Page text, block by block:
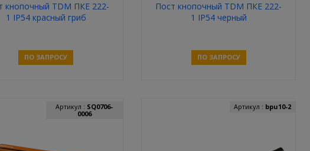
кнопочный TDM ПКЕ 222-
1 IP54 красный гриб
ПО ЗАПРОСУ
Пост кнопочный TDM ПКЕ 222-
1 IP54 черный
ПО ЗАПРОСУ
Артикул : SQ0706-
0006
Артикул : bpu10-2